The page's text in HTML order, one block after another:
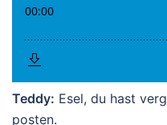
Teddy: Esel, du hast
posten.